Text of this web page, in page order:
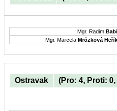
Mgr. Radim
Mgr. Marcela Mrózková
Ostravak (Pro: 4, Proti: